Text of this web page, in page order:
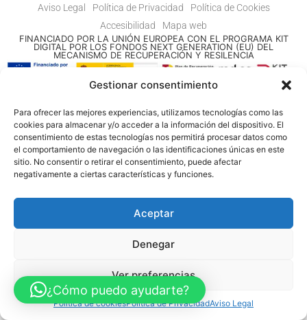
Gestionar consentimiento
Para ofrecer las mejores experiencias, utilizamos tecnologías como las
cookies para almacenar y/o acceder a la información del dispositivo. El
consentimiento de estas tecnologías nos permitirá procesar datos como
el comportamiento de navegación o las identificaciones únicas en este
sitio. No consentir o retirar el consentimiento, puede afectar
negativamente a ciertas características y funciones.
Aceptar
Denegar
Ver preferencias
Política de cookiesPolítica de PrivacidadAviso Legal
Aviso Legal Política de Privacidad
Política de Cookies
Accesibilidad
Mapa web
FINANCIADO POR LA UNIÓN EUROPEA CON EL PROGRAMA KIT
DIGITAL POR LOS FONDOS NEXT GENERATION (EU) DEL
MECANISMO DE RECUPERACIÓN Y RESILENCIA
© Guia Telefónica de Empresas – Todos los derechos reservados.
¿Cómo puedo ayudarte?